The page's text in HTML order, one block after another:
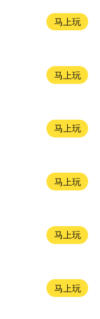
马上玩
马上玩
马上玩
马上玩
马上玩
马上玩